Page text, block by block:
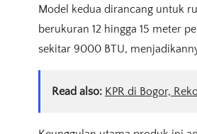
Model kedua dirancang untuk
berukuran 12 hingga 15 meter
sekitar 9000 BTU,
Read also: KPR di Bogor,